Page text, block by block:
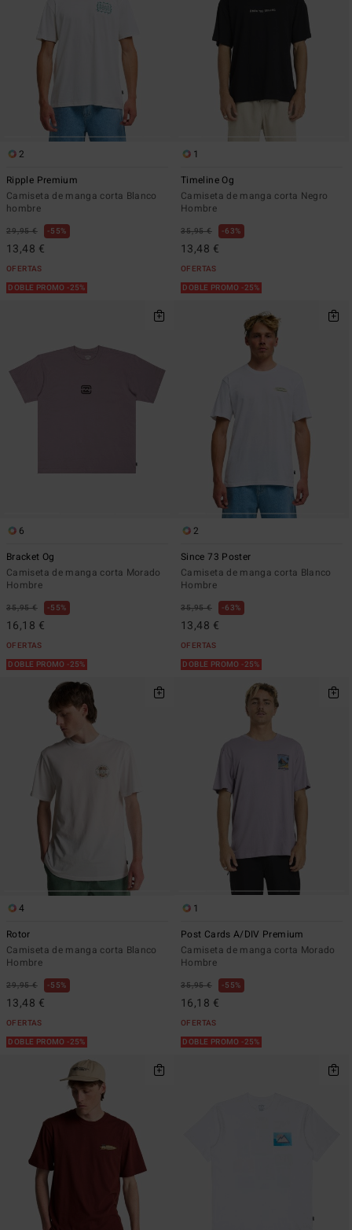
2
Ripple Premium
Camiseta de manga corta Blanco
hombre
29,95 € 55%
13,48 €
OFERTAS
DOBLE PROMO -25%
1
Timeline Og
Camiseta de manga corta Negro
Hombre
35,95 € 63%
13,48 €
OFERTAS
DOBLE PROMO -25%
6
Bracket Og
Camiseta de manga corta Morado
Hombre
35,95 € 55%
16,18 €
OFERTAS
DOBLE PROMO -25%
2
Since 73 Poster
Camiseta de manga corta Blanco
Hombre
35,95 € 63%
13,48 €
OFERTAS
DOBLE PROMO -25%
4
Rotor
Camiseta de manga corta Blanco
Hombre
29,95 € 55%
13,48 €
OFERTAS
DOBLE PROMO -25%
1
Post Cards A/DIV Premium
Camiseta de manga corta Morado
Hombre
35,95 € 55%
16,18 €
OFERTAS
DOBLE PROMO -25%